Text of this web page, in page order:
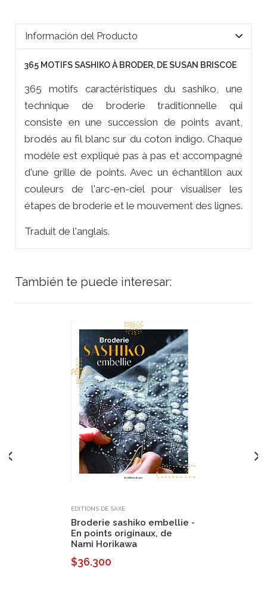
Información del Producto
365 MOTIFS SASHIKO À BRODER, DE SUSAN BRISCOE
365 motifs caractéristiques du sashiko, une
technique de broderie traditionnelle qui
consiste en une succession de points avant,
brodés au fil blanc sur du coton indigo. Chaque
modèle est expliqué pas à pas et accompagné
d'une grille de points. Avec un échantillon aux
couleurs de l'arc-en-ciel pour visualiser les
étapes de broderie et le mouvement des lignes.
Traduit de l'anglais.
También te puede interesar:
EDITIONS DE SAXE
Broderie sashiko embellie -
En points originaux, de
Nami Horikawa
$36.300